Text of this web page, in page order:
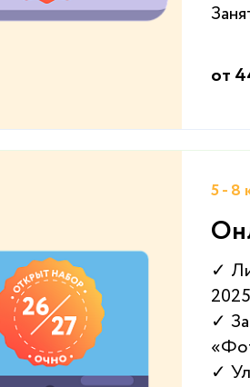
от
5 - 8
✓
✓
✓